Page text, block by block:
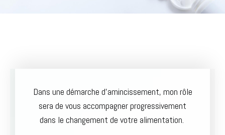
Dans une démarche d’amincissement, mon rôle
sera de vous accompagner progressivement
dans le changement de votre alimentation.